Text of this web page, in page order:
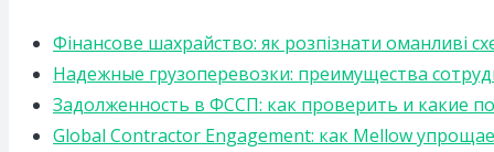
Фінансове шахрайство: як розпізнати оманливі
Надежные грузоперевозки: преимущества
Задолженность в ФССП: как проверить и какие
Global Contractor Engagement: как Mellow